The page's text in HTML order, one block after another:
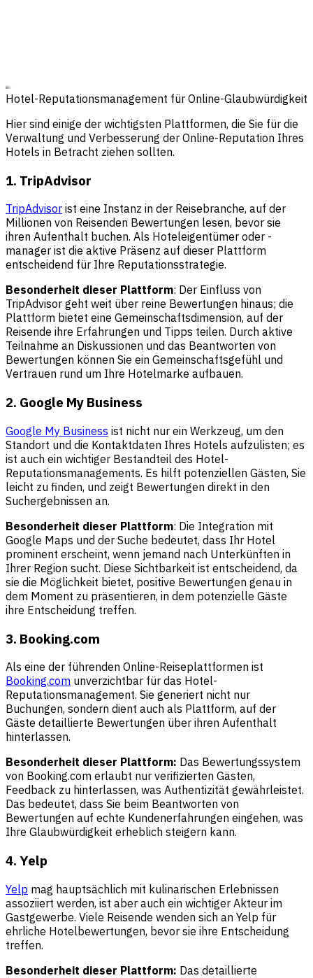
Hotel-Reputationsmanagement für Online-Glaubwürdigkeit
Hier sind einige der wichtigsten Plattformen, die Sie für die
Verwaltung und Verbesserung der Online-Reputation Ihres
Hotels in Betracht ziehen sollten.
1. TripAdvisor
TripAdvisor ist eine Instanz in der Reisebranche, auf der
Millionen von Reisenden Bewertungen lesen, bevor sie
ihren Aufenthalt buchen. Als Hoteleigentümer oder -
manager ist die aktive Präsenz auf dieser Plattform
entscheidend für Ihre Reputationsstrategie.
Besonderheit dieser Plattform: Der Einfluss von
TripAdvisor geht weit über reine Bewertungen hinaus; die
Plattform bietet eine Gemeinschaftsdimension, auf der
Reisende ihre Erfahrungen und Tipps teilen. Durch aktive
Teilnahme an Diskussionen und das Beantworten von
Bewertungen können Sie ein Gemeinschaftsgefühl und
Vertrauen rund um Ihre Hotelmarke aufbauen.
2. Google My Business
Google My Business ist nicht nur ein Werkzeug, um den
Standort und die Kontaktdaten Ihres Hotels aufzulisten; es
ist auch ein wichtiger Bestandteil des Hotel-
Reputationsmanagements. Es hilft potenziellen Gästen, Sie
leicht zu finden, und zeigt Bewertungen direkt in den
Suchergebnissen an.
Besonderheit dieser Plattform: Die Integration mit
Google Maps und der Suche bedeutet, dass Ihr Hotel
prominent erscheint, wenn jemand nach Unterkünften in
Ihrer Region sucht. Diese Sichtbarkeit ist entscheidend, da
sie die Möglichkeit bietet, positive Bewertungen genau in
dem Moment zu präsentieren, in dem potenzielle Gäste
ihre Entscheidung treffen.
3. Booking.com
Als eine der führenden Online-Reiseplattformen ist
Booking.com unverzichtbar für das Hotel-
Reputationsmanagement. Sie generiert nicht nur
Buchungen, sondern dient auch als Plattform, auf der
Gäste detaillierte Bewertungen über ihren Aufenthalt
hinterlassen.
Besonderheit dieser Plattform: Das Bewertungssystem
von Booking.com erlaubt nur verifizierten Gästen,
Feedback zu hinterlassen, was Authentizität gewährleistet.
Das bedeutet, dass Sie beim Beantworten von
Bewertungen auf echte Kundenerfahrungen eingehen, was
Ihre Glaubwürdigkeit erheblich steigern kann.
4. Yelp
Yelp mag hauptsächlich mit kulinarischen Erlebnissen
assoziiert werden, ist aber auch ein wichtiger Akteur im
Gastgewerbe. Viele Reisende wenden sich an Yelp für
ehrliche Hotelbewertungen, bevor sie ihre Entscheidung
treffen.
Besonderheit dieser Plattform: Das detaillierte